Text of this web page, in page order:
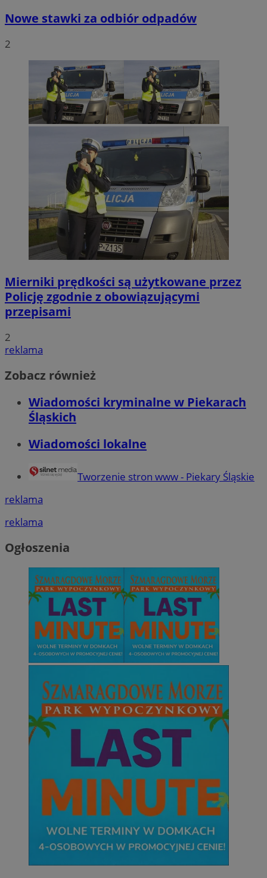
Nowe stawki za odbiór odpadów
2
Mierniki prędkości są użytkowane przez
Policję zgodnie z obowiązującymi
przepisami
2
reklama
Zobacz również
Wiadomości kryminalne w Piekarach
Śląskich
Wiadomości lokalne
Tworzenie stron www - Piekary Śląskie
reklama
reklama
Ogłoszenia